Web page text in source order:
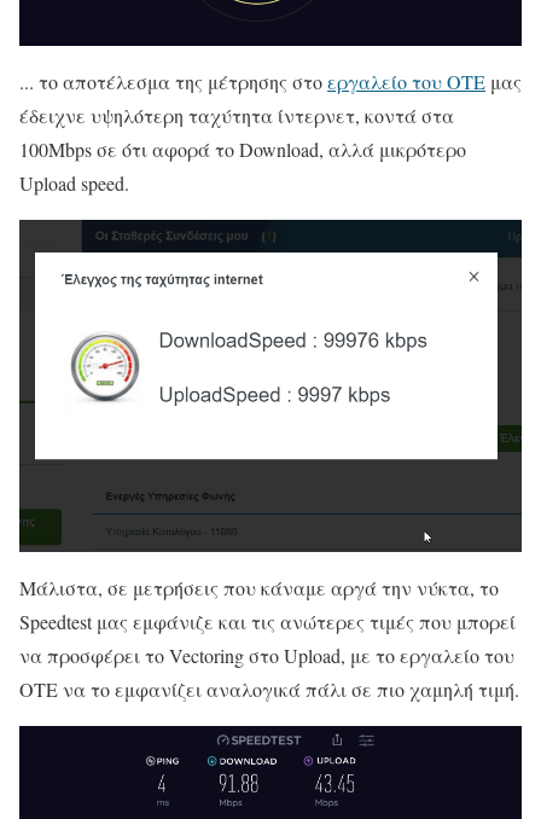
... το αποτέλεσμα της μέτρησης στοεργαλείο του OTE μας
έδειχνε υψηλότερη ταχύτητα ίντερνετ, κοντά στα
100Mbps σε ότι αφορά το Download, αλλά μικρότερο
Upload speed.
Μάλιστα, σε μετρήσεις που κάναμε αργά την νύκτα, το
Speedtest μας εμφάνιζε και τις ανώτερες τιμές που μπορεί
να προσφέρει το Vectoring στο Upload, με το εργαλείο του
ΟΤΕ να το εμφανίζει αναλογικά πάλι σε πιο χαμηλή τιμή.